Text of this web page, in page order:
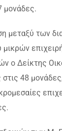
μονάδες.
μεταξύ των
μικρών
ο Δείκτης
στις 48